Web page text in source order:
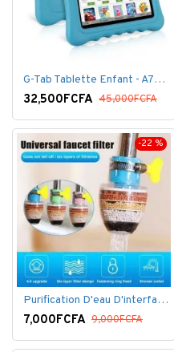
G-Tab Tablette Enfant - A707 - Ecran 7" - RAM 1 Go - ROM 8 Go - 0.3 Mégapixels + pochette offerte
32,500FCFA 45,000FCFA
-22 %
Purification D'eau D'interface De Filtre De Robinet
7,000FCFA 9,000FCFA